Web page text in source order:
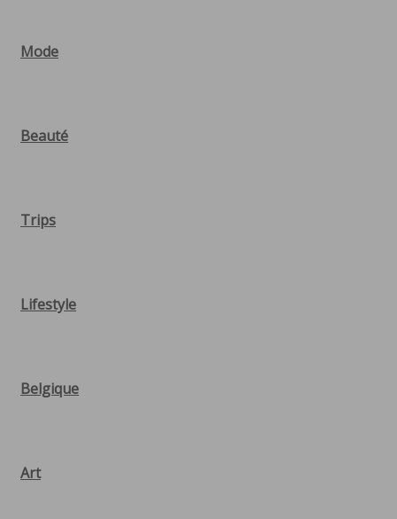
Mode
Beauté
Trips
Lifestyle
Belgique
Art